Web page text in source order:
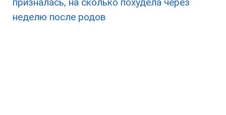
призналась, на сколько похудела через
неделю после родов